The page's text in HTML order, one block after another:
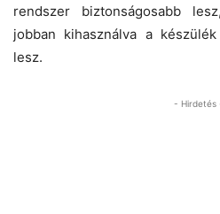
rendszer biztonságosabb
jobban kihasználva a
lesz.
- Hirdetés